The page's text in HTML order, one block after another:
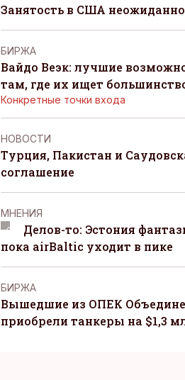
Занятость в США
БИРЖА
Вайдо Веэк: лучшие
там, где их ищет
Конкретные точки входа
НОВОСТИ
Турция, Пакистан и
соглашение
MНЕНИЯ
Делов-то: Эстония
пока airBaltic уходит в пике
БИРЖА
Вышедшие из ОПЕК
приобрели танкеры на $1,3